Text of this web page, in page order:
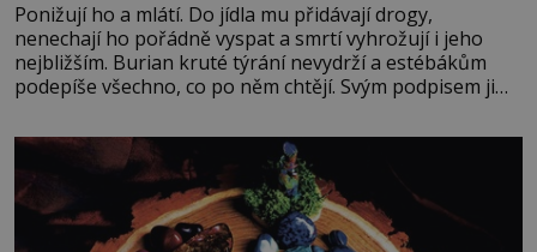
Ponižují ho a mlátí. Do jídla mu přidávají drogy,
nenechají ho pořádně vyspat a smrtí vyhrožují i jeho
nejbližším. Burian kruté týrání nevydrží a estébákům
podepíše všechno, co po něm chtějí. Svým podpisem jim
fyzický ani psychický nátlak. Syn brněnského řezníka
chce být knězem a